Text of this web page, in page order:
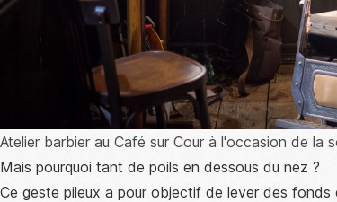
Atelier barbier au Café sur Cour à l'occasion de la
Mais pourquoi tant de poils en dessous du nez ?
Ce geste pileux a pour objectif de lever des fonds